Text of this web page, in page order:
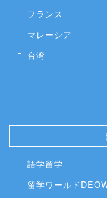
フランス
マレーシア
台湾
語学留学
留学ワールド